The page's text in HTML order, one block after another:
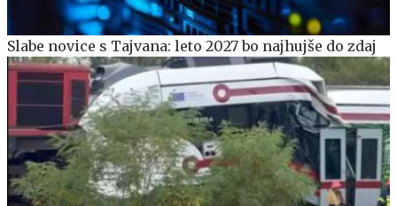
Slabe novice s Tajvana: leto 2027 bo najhujše do zdaj